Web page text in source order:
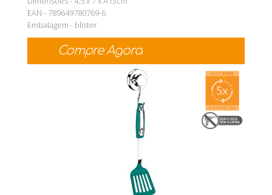
EAN - 789649780769-6
Embalagem - blister
Compre Agora